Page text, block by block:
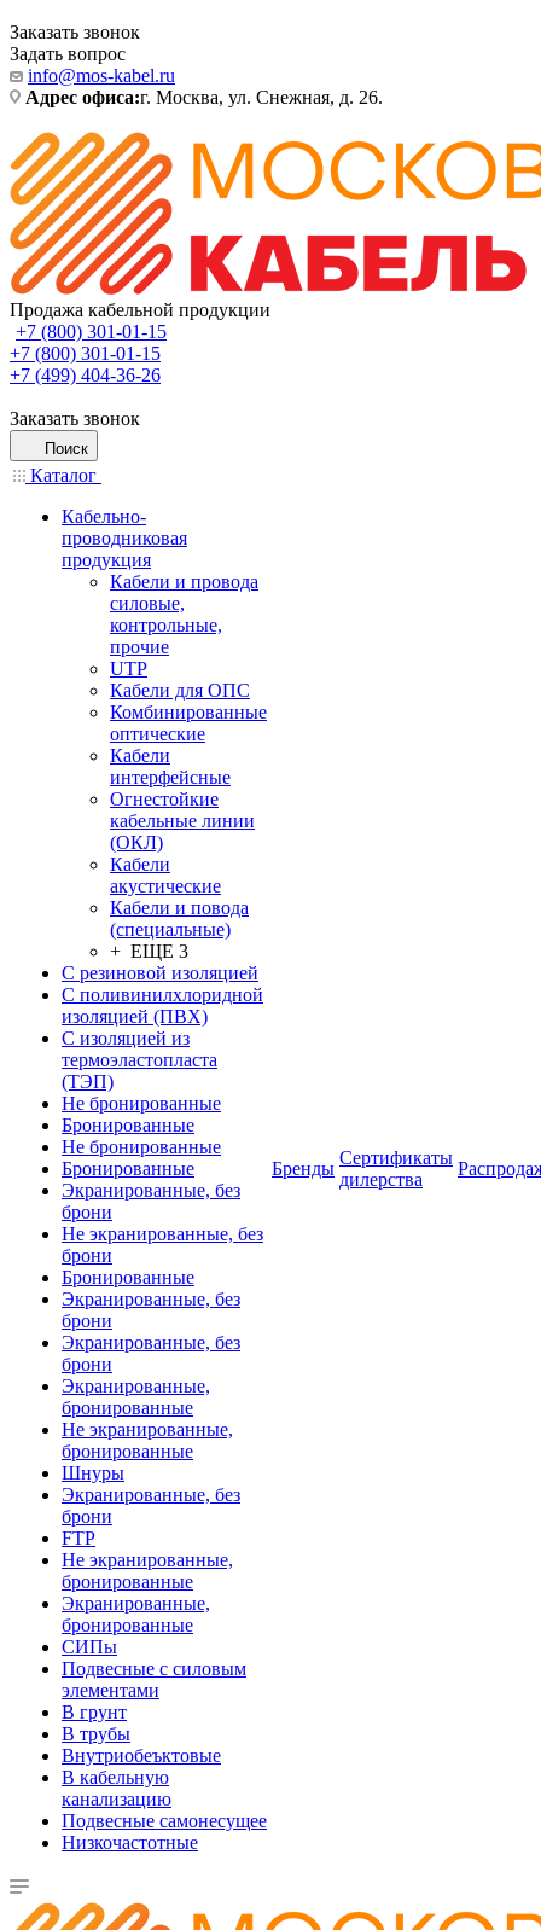
Заказать звонок
Задать вопрос
info@mos-kabel.ru
Адрес офиса:г. Москва, ул. Снежная, д. 26.
Продажа кабельной продукции
+7 (800) 301-01-15
+7 (800) 301-01-15
+7 (499) 404-36-26
Заказать звонок
Поиск
Каталог
Кабельно-
проводниковая
продукция
Кабели и провода
силовые,
контрольные,
прочие
UTP
Кабели для ОПС
Комбинированные
оптические
Кабели
интерфейсные
Огнестойкие
кабельные линии
(ОКЛ)
Кабели
акустические
Кабели и повода
(специальные)
+ ЕЩЕ 3
С резиновой изоляцией
С поливинилхлоридной
изоляцией (ПВХ)
С изоляцией из
термоэластопласта
(ТЭП)
Не бронированные
Бронированные
Не бронированные
Бронированные
Экранированные, без
брони
Не экранированные, без
брони
Бронированные
Экранированные, без
брони
Экранированные, без
брони
Экранированные,
бронированные
Не экранированные,
бронированные
Шнуры
Экранированные, без
брони
FTP
Не экранированные,
бронированные
Экранированные,
бронированные
СИПы
Подвесные с силовым
элементами
В грунт
В трубы
Внутриобеъктовые
В кабельную
канализацию
Подвесные самонесущее
Низкочастотные
Бренды
Сертификаты
дилерства